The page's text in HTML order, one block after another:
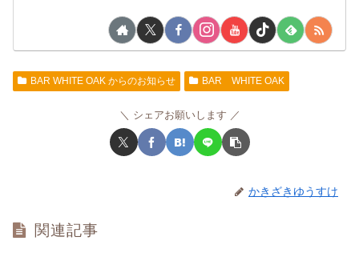
BAR WHITE OAK からのお知らせ BAR WHITE OAK
シェアお願いします
かきざきゆうすけ
関連記事